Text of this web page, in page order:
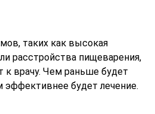
таких как высокая
расстройства пищеварения,
к врачу. Чем раньше будет
эффективнее будет лечение.